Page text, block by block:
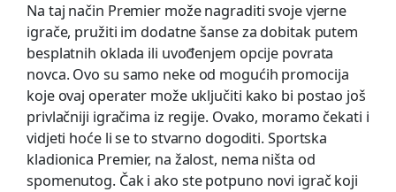
Na taj način Premier može nagraditi svoje vjerne
igrače, pružiti im dodatne šanse za dobitak putem
besplatnih oklada ili uvođenjem opcije povrata
novca. Ovo su samo neke od mogućih promocija
koje ovaj operater može uključiti kako bi postao još
privlačniji igračima iz regije. Ovako, moramo čekati i
vidjeti hoće li se to stvarno dogoditi. Sportska
kladionica Premier, na žalost, nema ništa od
spomenutog. Čak i ako ste potpuno novi igrač koji